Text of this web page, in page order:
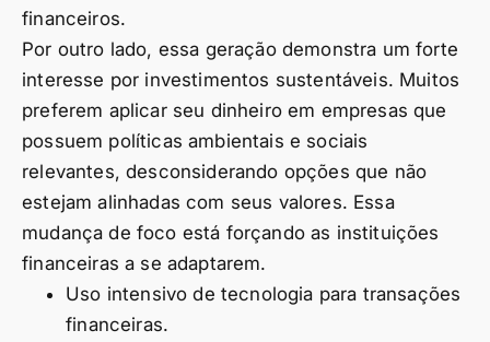
financeiros.
Por outro lado, essa geração demonstra um forte
interesse por investimentos sustentáveis. Muitos
preferem aplicar seu dinheiro em empresas que
possuem políticas ambientais e sociais
relevantes, desconsiderando opções que não
estejam alinhadas com seus valores. Essa
mudança de foco está forçando as instituições
financeiras a se adaptarem.
Uso intensivo de tecnologia para transações
financeiras.